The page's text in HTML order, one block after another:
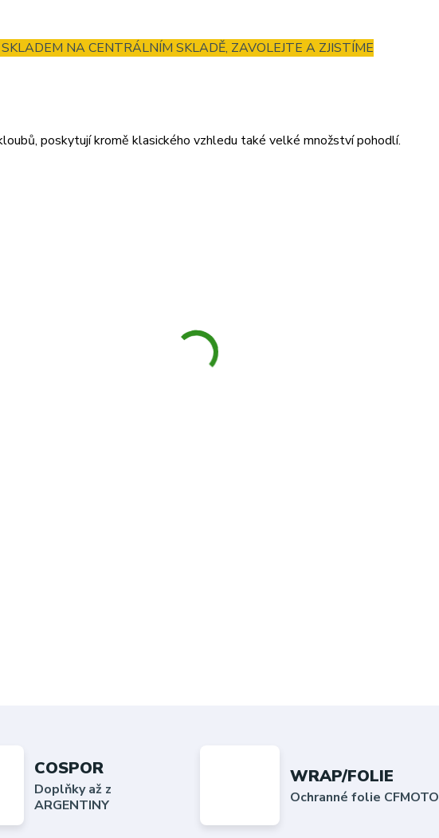
NA CENTRÁLNÍM SKLADĚ, ZAVOLEJTE A ZJISTÍME
poskytují kromě klasického vzhledu také velké množství pohodlí.
COSPOR
Doplňky až z
ARGENTINY
WRAP/FOLIE
Ochranné folie CFMOTO